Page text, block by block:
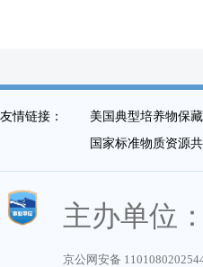
友情链接： 美国典型培养物保
国家标准物质资源
主办单位
京公网安备